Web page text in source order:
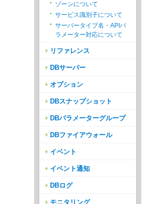
ゾーンについて
サービス識別子について
サーバータイプ名・APIパ
ラメーター対応について
リファレンス
DBサーバー
オプション
DBスナップショット
DBパラメーターグループ
DBファイアウォール
イベント
イベント通知
DBログ
モニタリング